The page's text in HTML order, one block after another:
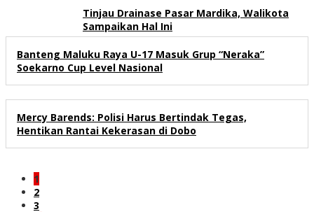
Tinjau Drainase Pasar Mardika, Walikota
Sampaikan Hal Ini
Banteng Maluku Raya U-17 Masuk Grup “Neraka”
Soekarno Cup Level Nasional
Mercy Barends: Polisi Harus Bertindak Tegas,
Hentikan Rantai Kekerasan di Dobo
1
2
3